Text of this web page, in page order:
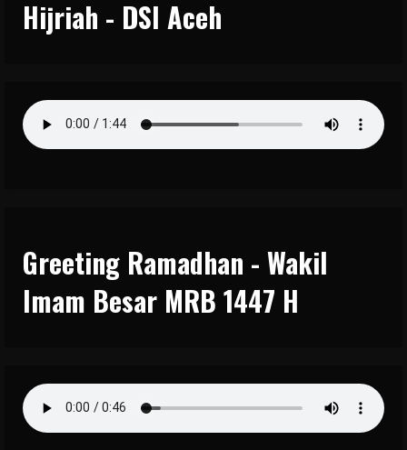
Hijriah - DSI Aceh
Greeting Ramadhan - Wakil
Imam Besar MRB 1447 H